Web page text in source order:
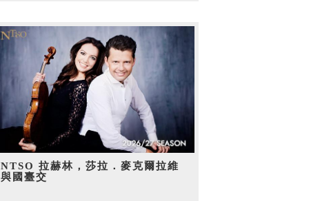
NTSO 拉赫林，莎拉．麥克爾拉維
與國臺交